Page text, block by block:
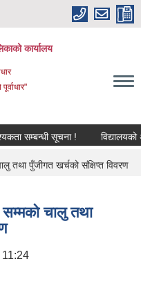
कार्यालय
सम्बन्धी सूचना ! विद्यालयको
तथा पुँजीगत खर्चको संक्षिप्त विवरण
चालु तथा